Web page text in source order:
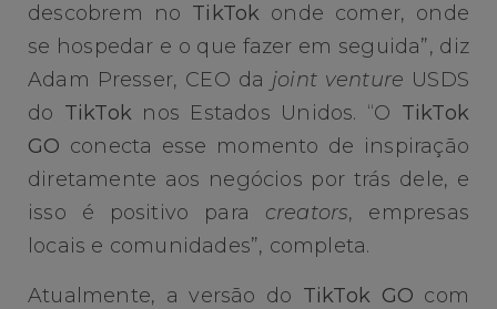
descobrem no TikTok onde comer, onde
se hospedar e o que fazer em seguida”, diz
Adam Presser, CEO da joint venture USDS
do TikTok nos Estados Unidos. “O TikTok
GO conecta esse momento de inspiração
diretamente aos negócios por trás dele, e
isso é positivo para creators, empresas
locais e comunidades”, completa.
Atualmente, a versão do TikTok GO com